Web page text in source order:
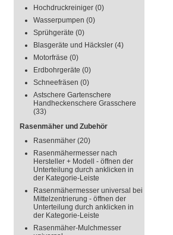
Hochdruckreiniger (0)
Wasserpumpen (0)
Sprühgeräte (0)
Blasgeräte und Häcksler (4)
Motorfräse (0)
Erdbohrgeräte (0)
Schneefräsen (0)
Astschere Gartenschere
Handheckenschere Grasschere
(33)
Rasenmäher und Zubehör
Rasenmäher (20)
Rasenmähermesser nach
Hersteller + Modell - öffnen der
Unterteilung durch anklicken in
der Kategorie-Leiste
Rasenmähermesser universal bei
Mittelzentrierung - öffnen der
Unterteilung durch anklicken in
der Kategorie-Leiste
Rasenmäher-Mulchmesser